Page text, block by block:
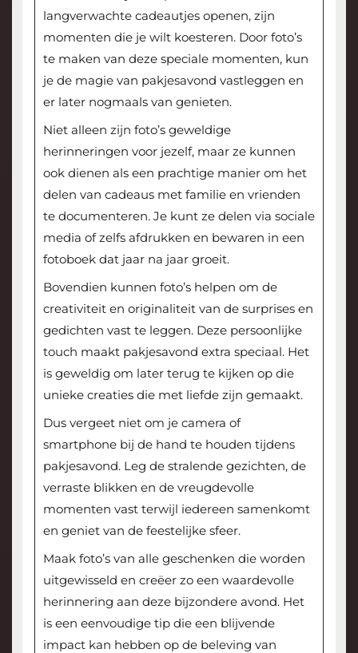
langverwachte cadeautjes openen, zijn
momenten die je wilt koesteren. Door foto’s
te maken van deze speciale momenten, kun
je de magie van pakjesavond vastleggen en
er later nogmaals van genieten.
Niet alleen zijn foto’s geweldige
herinneringen voor jezelf, maar ze kunnen
ook dienen als een prachtige manier om het
delen van cadeaus met familie en vrienden
te documenteren. Je kunt ze delen via sociale
media of zelfs afdrukken en bewaren in een
fotoboek dat jaar na jaar groeit.
Bovendien kunnen foto’s helpen om de
creativiteit en originaliteit van de surprises en
gedichten vast te leggen. Deze persoonlijke
touch maakt pakjesavond extra speciaal. Het
is geweldig om later terug te kijken op die
unieke creaties die met liefde zijn gemaakt.
Dus vergeet niet om je camera of
smartphone bij de hand te houden tijdens
pakjesavond. Leg de stralende gezichten, de
verraste blikken en de vreugdevolle
momenten vast terwijl iedereen samenkomt
en geniet van de feestelijke sfeer.
Maak foto’s van alle geschenken die worden
uitgewisseld en creëer zo een waardevolle
herinnering aan deze bijzondere avond. Het
is een eenvoudige tip die een blijvende
impact kan hebben op de beleving van